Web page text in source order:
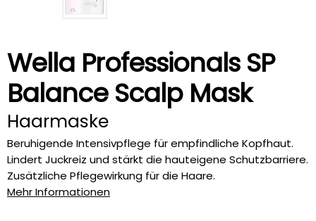
Wella Professionals SP
Balance Scalp Mask
Haarmaske
Beruhigende Intensivpflege für empfindliche Kopfhaut.
Lindert Juckreiz und stärkt die hauteigene Schutzbarriere.
Zusätzliche Pflegewirkung für die Haare.
Mehr Informationen